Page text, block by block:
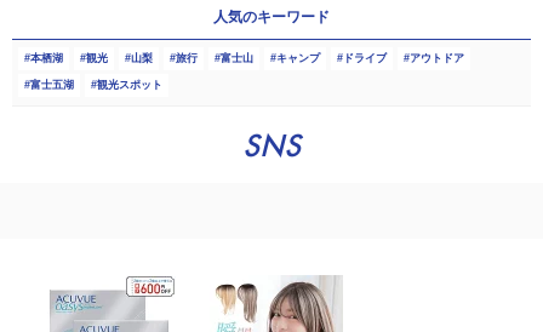
人気のキーワード
本栖湖 観光 山梨 旅行 富士山 キャンプ ドライブ アウトドア
富士五湖 観光スポット
SNS